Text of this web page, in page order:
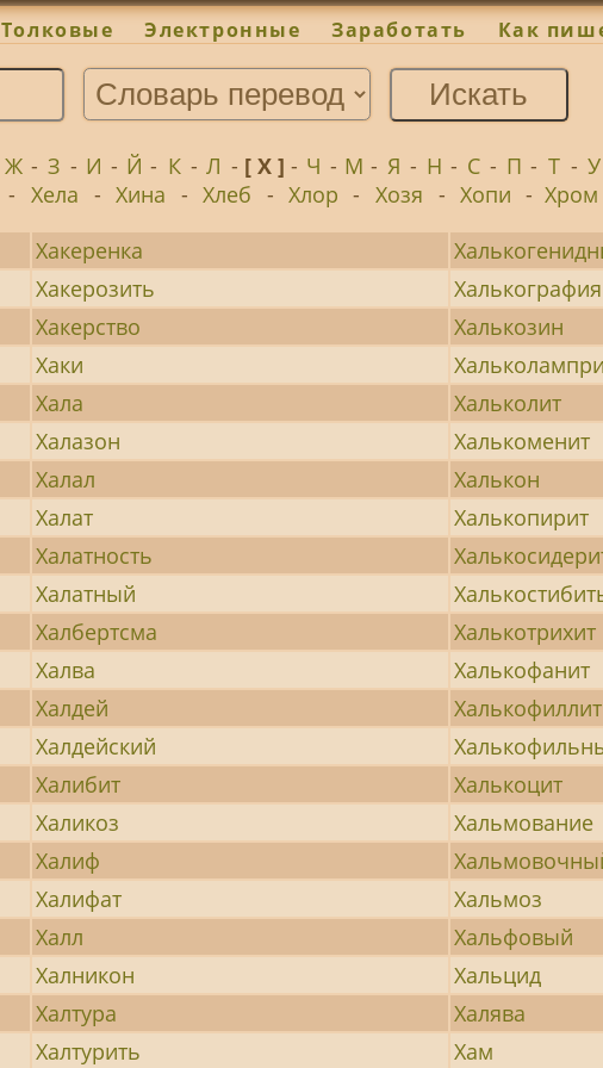
Толковые Электронные Заработать Как
Ж - З - И - Й - К - Л - [ Х ] - Ч - М - Я - Н - С - П - Т - У
- Хела - Хина - Хлеб - Хлор - Хозя - Хопи - Хром
Хакеренка
Хакерозить
Халькография
Хакерство
Халькозин
Хаки
Хала
Хальколит
Халазон
Халькоменит
Халал
Халькон
Халат
Халькопирит
Халатность
Халатный
Халбертсма
Халькотрихит
Халва
Халькофанит
Халдей
Халькофиллит
Халдейский
Халибит
Халькоцит
Халикоз
Хальмование
Халиф
Халифат
Хальмоз
Халл
Хальфовый
Халникон
Хальцид
Халтура
Халява
Халтурить
Хам